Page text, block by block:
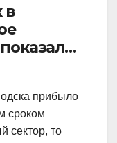
в
прибыло
сроком
сектор, то